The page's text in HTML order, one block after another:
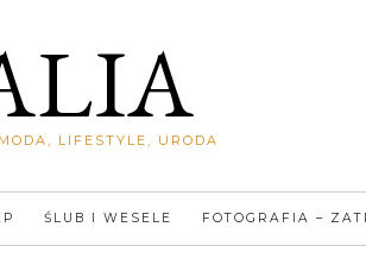
LIFESTYLE, URODA
ŚLUB I WESELE FOTOGRAFIA –